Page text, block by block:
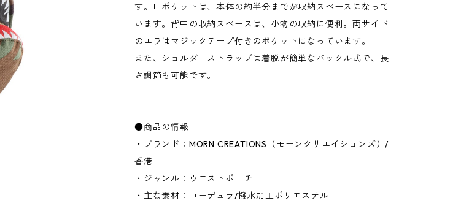
す。口ポケットは、本体の約半分までが収納スペースになって
います。背中の収納スペースは、小物の収納に便利。両サイド
のエラはマジックテープ付きのポケットになっています。
また、ショルダーストラップは着脱が簡単なバックル式で、長
さ調節も可能です。
●商品の情報
・ブランド：MORN CREATIONS（モーンクリエイションズ）/
香港
・ジャンル：ウエストポーチ
・主な素材：コーデュラ/撥水加工ポリエステル